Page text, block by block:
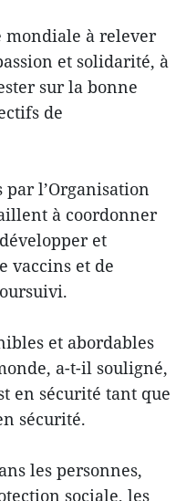
mondiale à relever
et solidarité, à
sur la bonne
de
l’Organisation
à coordonner
et
vaccins et de
et abordables
a-t-il souligné,
en sécurité tant que
sécurité.
les personnes,
sociale, les